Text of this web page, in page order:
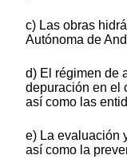
c) Las obras
Autónoma de
d) El régimen de
depuración en el
así como las
e) La evaluación
así como la